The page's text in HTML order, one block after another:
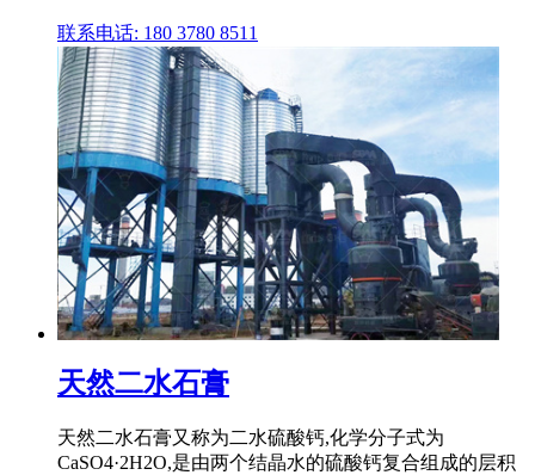
联系电话: 180 3780 8511
天然二水石膏
天然二水石膏又称为二水硫酸钙,化学分子式为
CaSO4·2H2O,是由两个结晶水的硫酸钙复合组成的层积